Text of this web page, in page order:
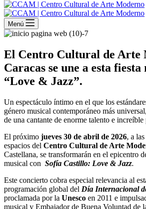
Menú
El Centro Cultural de Arte
Caracas se une a esta
“Love & Jazz”.
Un espectáculo íntimo en el que los
género musical contemporáneo más
de una cantante de enorme talento e increíble
El próximo jueves 30 de abril de 2026, a
espacios del Centro Cultural de Arte
Castellana, se transformarán en el epicentro
musical con Sofía Castillo: Love & Jazz.
Este concierto cobra especial relevancia al
programación global del Día Internacional
proclamada por la Unesco en 2011 e
musical y Embajador de Buena Voluntad de